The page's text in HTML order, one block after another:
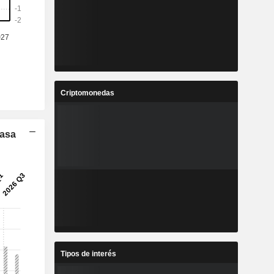
48,33
Criptomonedas
Tipos de interés